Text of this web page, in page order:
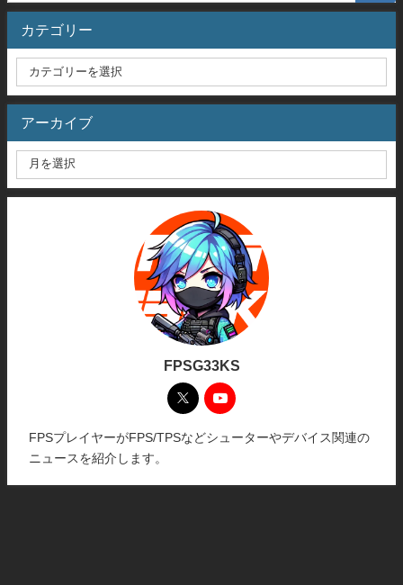
カテゴリー
アーカイブ
FPSG33KS
FPSプレイヤーがFPS/TPSなどシューターやデバイス関連の
ニュースを紹介します。